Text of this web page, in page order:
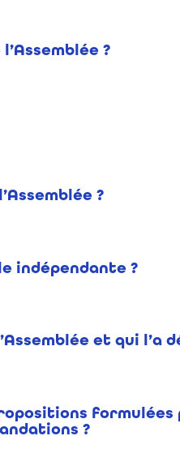
?
?
indépendante ?
et qui l’a
formulées
?